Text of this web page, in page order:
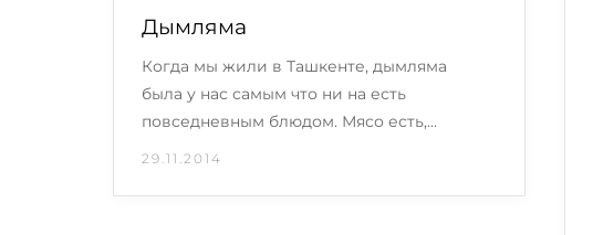
Дымляма
Когда мы жили в Ташкенте, дымляма
была у нас самым что ни на есть
повседневным блюдом. Мясо есть,…
29.11.2014